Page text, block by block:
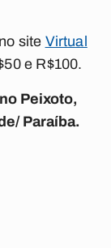
site Virtual
e R$100.
Peixoto,
Paraíba.